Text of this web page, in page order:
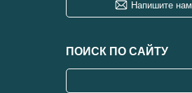
Напишите нам
ПОИСК ПО САЙТУ